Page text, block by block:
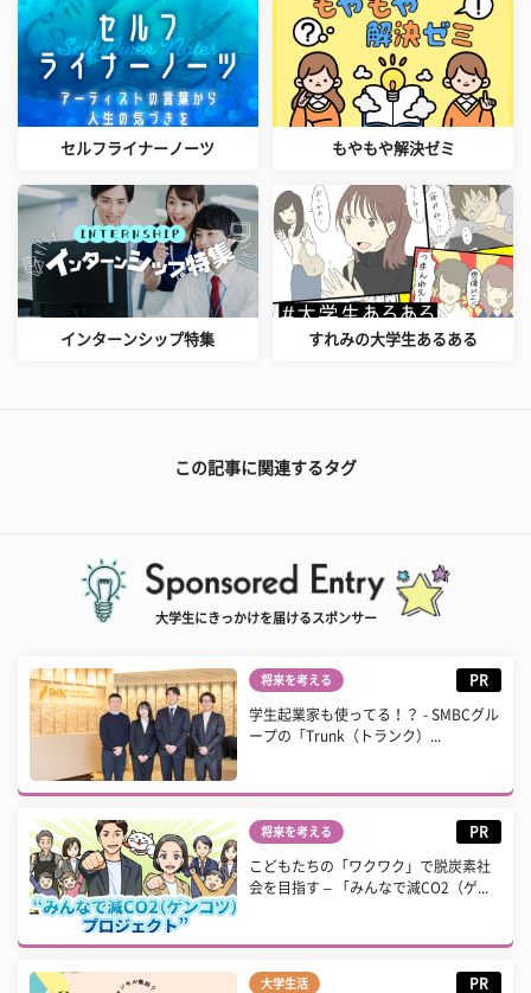
セルフライナーノーツ もやもや解決ゼミ
インターンシップ特集 すれみの大学生あるある
この記事に関連するタグ
大学生にきっかけを届けるスポンサー
将来を考える PR
学生起業家も使ってる！？ - SMBCグル
ープの「Trunk（トランク）...
将来を考える PR
こどもたちの「ワクワク」で脱炭素社
会を目指す – 「みんなで減CO2（ゲ...
大学生活 PR